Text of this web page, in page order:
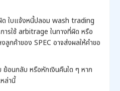
ด ใบแจ้งหนี้ปลอม wash trading
ารใช้ arbitrage ในทางที่ผิด หรือ
ลูกค้าของ SPEC อาจส่งผลให้คำขอ
ย้อนกลับ หรือหักเงินคืนใด ๆ หาก
ล่านี้